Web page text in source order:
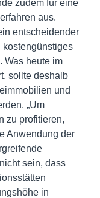
zudem für eine
aus.
entscheidender
kostengünstiges
Was heute im
sollte deshalb
und
„Um
zu profitieren,
Anwendung der
sein, dass
in